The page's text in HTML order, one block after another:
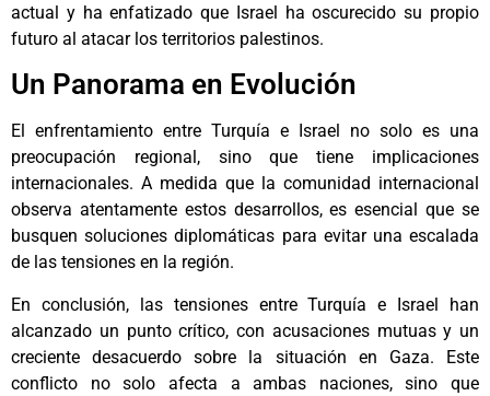
actual y ha enfatizado que Israel ha oscurecido su propio
futuro al atacar los territorios palestinos.
Un Panorama en Evolución
El enfrentamiento entre Turquía e Israel no solo es una
preocupación regional, sino que tiene implicaciones
internacionales. A medida que la comunidad internacional
observa atentamente estos desarrollos, es esencial que se
busquen soluciones diplomáticas para evitar una escalada
de las tensiones en la región.
En conclusión, las tensiones entre Turquía e Israel han
alcanzado un punto crítico, con acusaciones mutuas y un
creciente desacuerdo sobre la situación en Gaza. Este
conflicto no solo afecta a ambas naciones, sino que